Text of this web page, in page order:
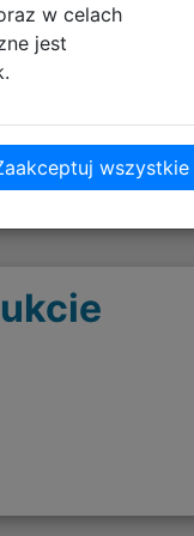
w celach
jest
wszystkie